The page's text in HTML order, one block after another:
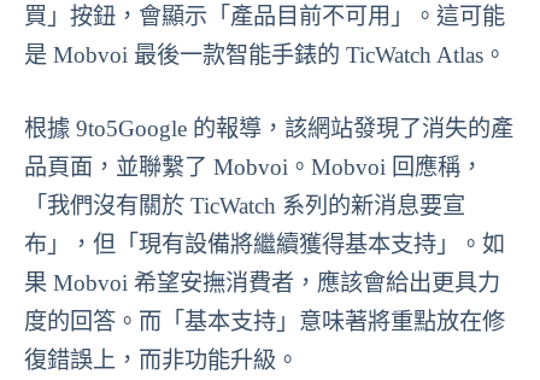
買」按鈕，會顯示「產品目前不可用」。這可能
是 Mobvoi 最後一款智能手錶的 TicWatch Atlas。
根據 9to5Google 的報導，該網站發現了消失的產
品頁面，並聯繫了 Mobvoi。Mobvoi 回應稱，
「我們沒有關於 TicWatch 系列的新消息要宣
布」，但「現有設備將繼續獲得基本支持」。如
果 Mobvoi 希望安撫消費者，應該會給出更具力
度的回答。而「基本支持」意味著將重點放在修
復錯誤上，而非功能升級。